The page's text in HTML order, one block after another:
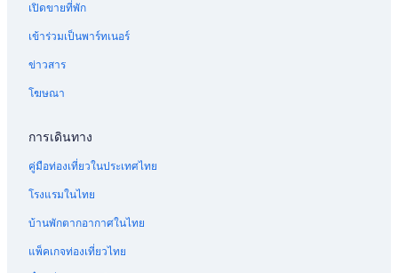
เปิดขายที่พัก
เข้าร่วมเป็นพาร์ทเนอร์
ข่าวสาร
โฆษณา
การเดินทาง
คู่มือท่องเที่ยวในประเทศไทย
โรงแรมในไทย
บ้านพักตากอากาศในไทย
แพ็คเกจท่องเที่ยวไทย